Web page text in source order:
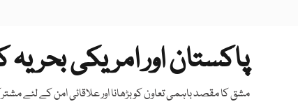
پاکستان اور امریکی
مشق کا مقصد باہمی تعاون کو بڑھانا اور علاقائی امن کے لئے